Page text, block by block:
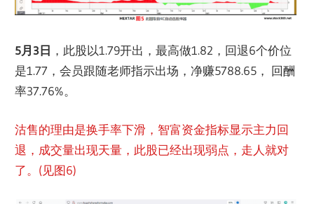
5月3日 ，此股以1.79开出，最高做1.82，回退6个价位
是1.77，会员跟随老师指示出场，净赚5788.65， 回酬
率37.76%。
沽售的理由是换手率下滑，智富资金指标显示主力回
退，成交量出现天量，此股已经出现弱点，走人就对
了。(见图6)